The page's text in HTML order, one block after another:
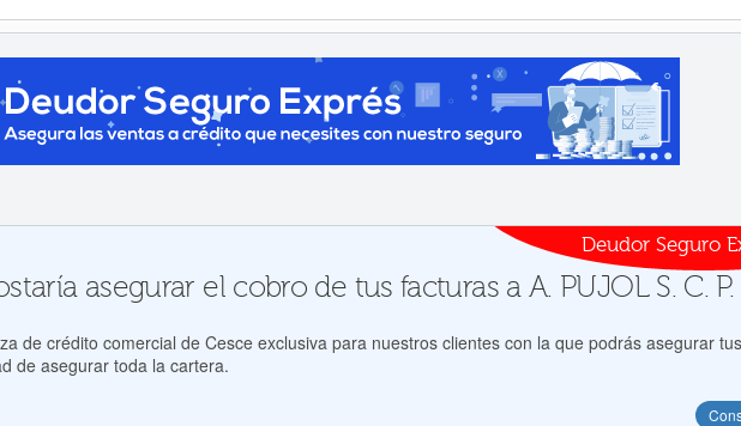
Deudor Seguro
asegurar el cobro de tus facturas a A. PUJOL S. C. P.
de crédito comercial de Cesce exclusiva para nuestros clientes con la que podrás asegurar tus
de asegurar toda la cartera.